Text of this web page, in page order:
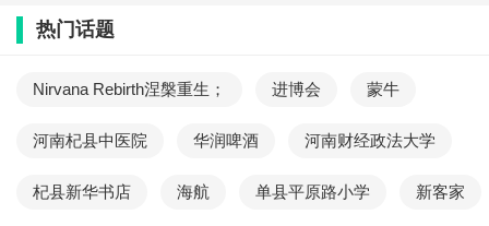
共有的淳朴的传统家风家教、神奇的不治病却专门拔病根的崇高人
怀等都使他留恋忘返;中国优秀传统文化是关于生命与生命、生命与
环境、生命与物质相互辩证关系的实证型、生存型经验与教训的结
热门话题
Nirvana Rebirth涅槃重生； 进博会 蒙牛
河南杞县中医院 华润啤酒 河南财经政法大学
杞县新华书店 海航 单县平原路小学 新客家